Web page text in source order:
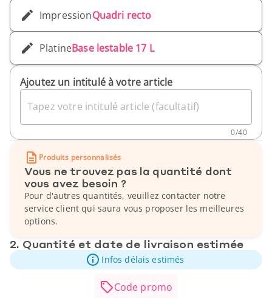
ImpressionQuadri recto
PlatineBase lestable 17 L
Ajoutez un intitulé à votre article
Tapez votre intitulé article (facultatif)
0/40
Produits personnalisés
Vous ne trouvez pas la quantité dont
vous avez besoin ?
Pour d'autres quantités, veuillez contacter notre
service client qui saura vous proposer les meilleures
options.
2. Quantité et date de livraison estimée
Infos délais estimés
Code promo